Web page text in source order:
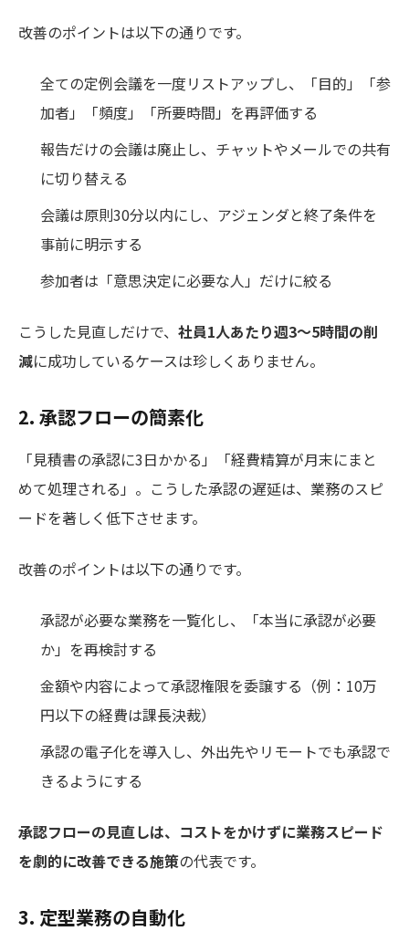
改善のポイントは以下の通りです。
全ての定例会議を一度リストアップし、「目的」「参
加者」「頻度」「所要時間」を再評価する
報告だけの会議は廃止し、チャットやメールでの共有
に切り替える
会議は原則30分以内にし、アジェンダと終了条件を
事前に明示する
参加者は「意思決定に必要な人」だけに絞る
こうした見直しだけで、 社員1人あたり週3〜5時間の削
減に成功しているケースは珍しくありません。
2. 承認フローの簡素化
「見積書の承認に3日かかる」「経費精算が月末にまと
めて処理される」。こうした承認の遅延は、業務のスピ
ードを著しく低下させます。
改善のポイントは以下の通りです。
承認が必要な業務を一覧化し、「本当に承認が必要
か」を再検討する
金額や内容によって承認権限を委譲する（例：10万
円以下の経費は課長決裁）
承認の電子化を導入し、外出先やリモートでも承認で
きるようにする
承認フローの見直しは、コストをかけずに業務スピード
を劇的に改善できる施策の代表です。
3. 定型業務の自動化